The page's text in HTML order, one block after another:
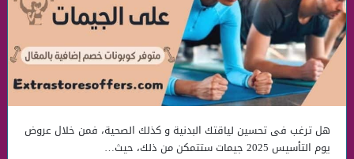
هل ترغب فى تحسين لياقتك البدنية و كذلك الصحية، فمن خلال عروض
يوم التأسيس 2025 جيمات ستتمكن من ذلك، حيث…